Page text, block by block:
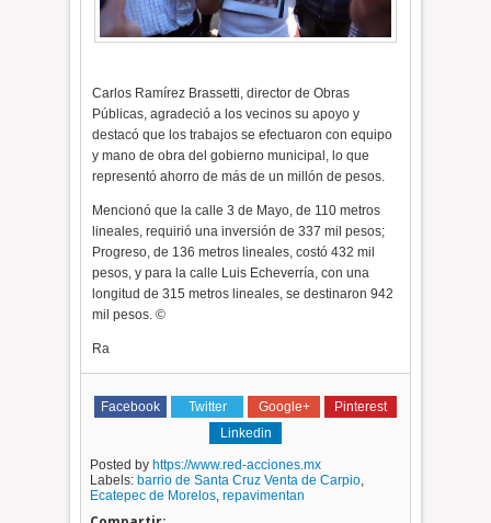
Carlos Ramírez Brassetti, director de Obras
Públicas, agradeció a los vecinos su apoyo y
destacó que los trabajos se efectuaron con equipo
y mano de obra del gobierno municipal, lo que
representó ahorro de más de un millón de pesos.
Mencionó que la calle 3 de Mayo, de 110 metros
lineales, requirió una inversión de 337 mil pesos;
Progreso, de 136 metros lineales, costó 432 mil
pesos, y para la calle Luis Echeverría, con una
longitud de 315 metros lineales, se destinaron 942
mil pesos. ©
Ra
Facebook Twitter Google+
Pinterest
Linkedin
Posted byhttps://www.red-acciones.mx
Labels:barrio de Santa Cruz Venta de Carpio
Ecatepec de Morelos ,repavimentan